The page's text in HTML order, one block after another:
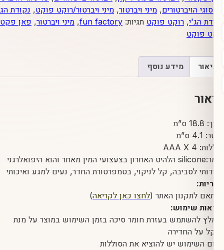
,מיני ויברטור ,מיני ויברטור/רוקט פוקט, נקודת הג'י,
,רוקט פוקט תגיות:fun factory
,מיני ויברטור ,פאן פקטורי
מידע נוסף
חומר:silicone הלהיט האחרון בצעצועי המין מאחר והוא היפואלרגני
לסביבה, קל לניקוי, בטמפרטורת החדר, נעים למגע ואיכותי
האתר (לחצו כאן לקריאה )
שימוש:
בעזרת חומר סיכה בזמן השימוש במוצר על מנת
החדירה
יש להוציא את הסוללות